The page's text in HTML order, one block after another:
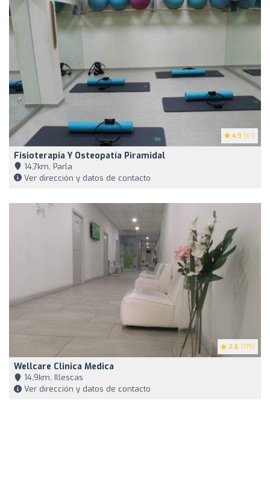
4.9 (61)
Fisioterapia Y Osteopatía Piramidal
14,7km, Parla
Ver dirección y datos de contacto
2.6 (179)
Wellcare Clinica Medica
14,9km, Illescas
Ver dirección y datos de contacto